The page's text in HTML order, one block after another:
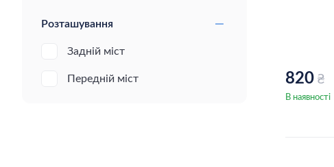
Розташування
Задній міст
Передній міст 820 ₴
В наявності